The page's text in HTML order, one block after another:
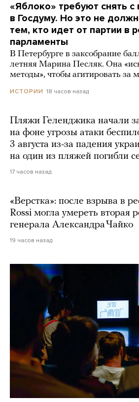
«Яблоко» требуют снять с
в Госдуму. Но это не
тем, кто идет от партии в
парламенты
В Петербурге в заксобрание
летняя Марина Песляк. Она
методы», чтобы агитировать за
ИСТОРИИ 18 часов назад
Пляжи Геленджика начали
на фоне угрозы атаки
3 августа из-за падения
на один из пляжей погибли
17 часов назад
«Верстка»: после взрыва в
Rossi могла умереть вторая
генерала Александра Чайко
19 часов назад